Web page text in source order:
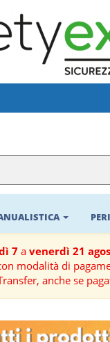
7a venerdì 21
modalità di
anche se